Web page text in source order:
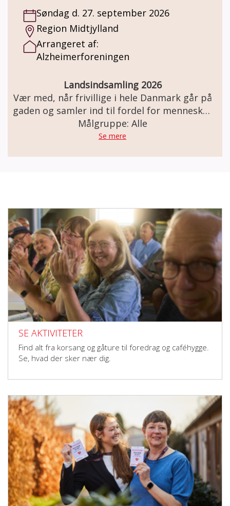
Søndag d. 27. september 2026
Region Midtjylland
Arrangeret af:
Alzheimerforeningen
Landsindsamling 2026
Vær med, når frivillige i hele Danmark går på
gaden og samler ind til fordel for mennesker
med demens og deres pårørende. Giv 2-3
timer af din tid og gå en rute i dit
Målgruppe: Alle
Se mere
SE AKTIVITETER
Find alt fra korsang og gåture til foredrag og caféhygge.
Se, hvad der sker nær dig.